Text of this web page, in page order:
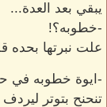
يبقي بعد العدة...
-خطوبه؟!
علت نبرتها بحده
-ايوة خطوبه في
تنحنح بتوتر